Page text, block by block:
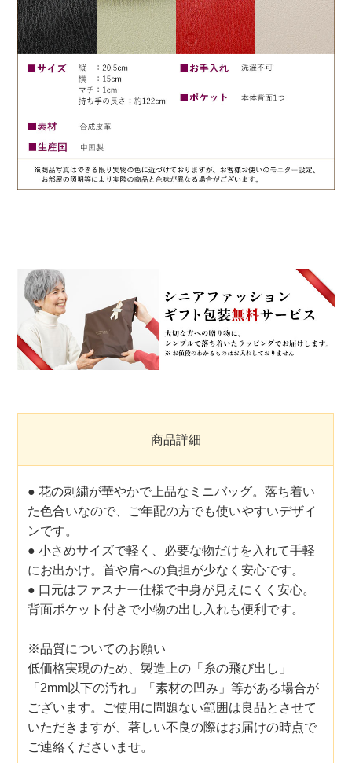
商品詳細
● 花の刺繍が華やかで上品なミニバッグ。落ち着い
た色合いなので、ご年配の方でも使いやすいデザイ
ンです。
● 小さめサイズで軽く、必要な物だけを入れて手軽
にお出かけ。首や肩への負担が少なく安心です。
● 口元はファスナー仕様で中身が見えにくく安心。
背面ポケット付きで小物の出し入れも便利です。
※品質についてのお願い
低価格実現のため、製造上の「糸の飛び出し」
「2mm以下の汚れ」「素材の凹み」等がある場合が
ございます。ご使用に問題ない範囲は良品とさせて
いただきますが、著しい不良の際はお届けの時点で
ご連絡くださいませ。